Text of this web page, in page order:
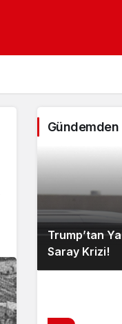
Trump’tan
Saray Krizi!